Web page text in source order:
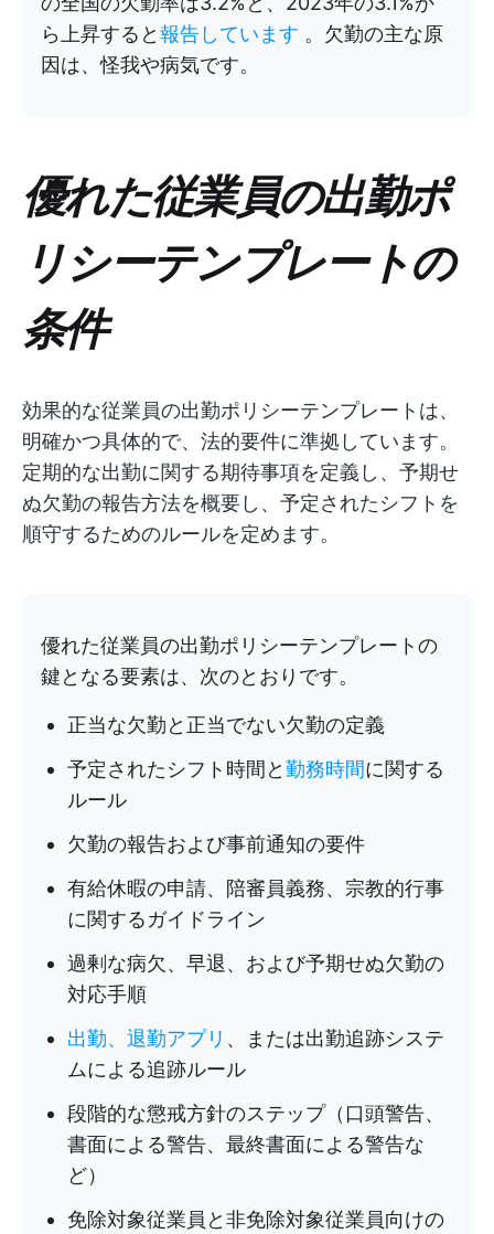
ら上昇すると報告しています 。欠勤の主な原
因は、怪我や病気です。
優れた従業員の出勤ポ
リシーテンプレートの
条件
効果的な従業員の出勤ポリシーテンプレートは、
明確かつ具体的で、法的要件に準拠しています。
定期的な出勤に関する期待事項を定義し、予期せ
ぬ欠勤の報告方法を概要し、予定されたシフトを
順守するためのルールを定めます。
優れた従業員の出勤ポリシーテンプレートの
鍵となる要素は、次のとおりです。
正当な欠勤と正当でない欠勤の定義
予定されたシフト時間と勤務時間に関する
ルール
欠勤の報告および事前通知の要件
有給休暇の申請、陪審員義務、宗教的行事
に関するガイドライン
過剰な病欠、早退、および予期せぬ欠勤の
対応手順
出勤、退勤アプリ 、または出勤追跡システ
ムによる追跡ルール
段階的な懲戒方針のステップ（口頭警告、
書面による警告、最終書面による警告な
ど）
免除対象従業員と非免除対象従業員向けの